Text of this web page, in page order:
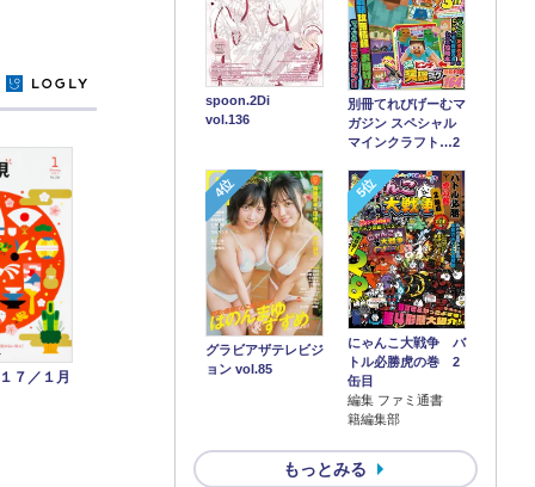
spoon.2Di
vol.136
別冊てれびげーむマ
ガジン スペシャル
マインクラフト…2
4位
グラビアザテレビジ
ョン vol.85
5位
にゃんこ大戦争 バ
トル必勝虎の巻 2
缶目
編集 ファミ通書
籍編集部
もっとみる
７／１月